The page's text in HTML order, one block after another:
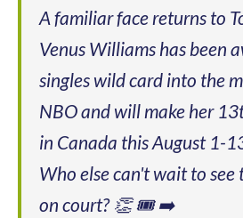
A familiar face returns to
Venus Williams has been
singles wild card into the
NBO and will make her
in Canada this August 1-
Who else can't wait to see
on court? 👏 🎟️ ➡️